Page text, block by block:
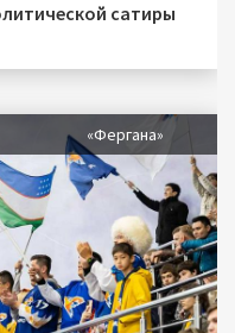
сатиры
«Фергана»